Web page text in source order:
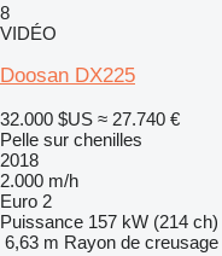
8
VIDÉO
Doosan DX225
32.000 $US ≈ 27.740 €
Pelle sur chenilles
2018
2.000 m/h
Euro 2
Puissance 157 kW (214 ch)
6,63 m Rayon de creusage